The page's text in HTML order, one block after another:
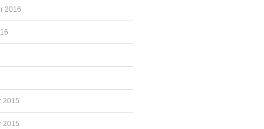
2016
2015
2015